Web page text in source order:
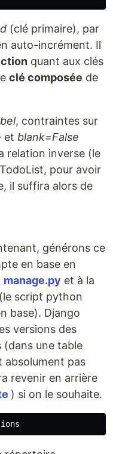
(clé primaire), par
auto-incrément. Il
quant aux clés
clé composée de
, contraintes sur
et blank=False
relation inverse (le
pour avoir
il suffira alors de
générons ce
en base en
manage.py et à la
(le script python
base). Django
versions des
une table
absolument pas
revenir en arrière
) si on le souhaite.